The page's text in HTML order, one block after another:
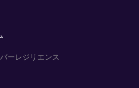
ーレジリエンス